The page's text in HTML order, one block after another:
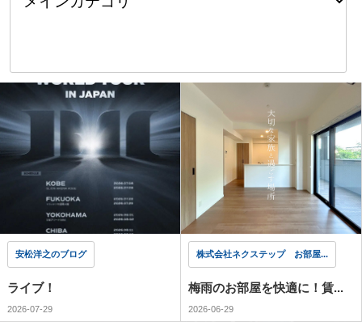
安松洋之のブログ
ライブ！
2026-07-29
株式会社ネクステップ お部屋...
梅雨のお部屋を快適に！賃...
2026-06-29